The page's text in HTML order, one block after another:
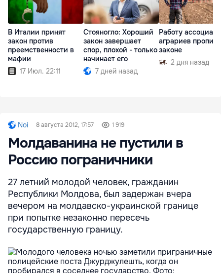
В Италии принят
закон против
преемственности в
мафии
17 Июл. 22:11
Стояногло: Хороший
закон завершает
спор, плохой - только
начинает его
7 дней назад
Работу
аграриев
законе
2 дня назад
Noi 8 августа 2012, 17:57 1 919
Молдаванина не пустили в
Россию пограничники
27 летний молодой человек, гражданин
Республики Молдова, был задержан вчера
вечером на молдавско-украинской границе
при попытке незаконно пересечь
государственную границу.